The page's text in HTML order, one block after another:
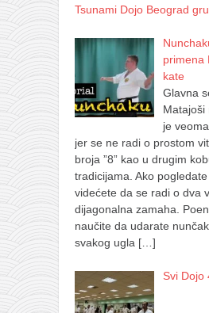
Tsunami Dojo Beograd
primena
kate
Glavna
Matajoši
je
jer se ne radi o prostom
broja ”8” kao u drugim
tradicijama. Ako
videćete da se radi o dva
dijagonalna zamaha.
naučite da udarate
svakog ugla […]
Svi Dojo